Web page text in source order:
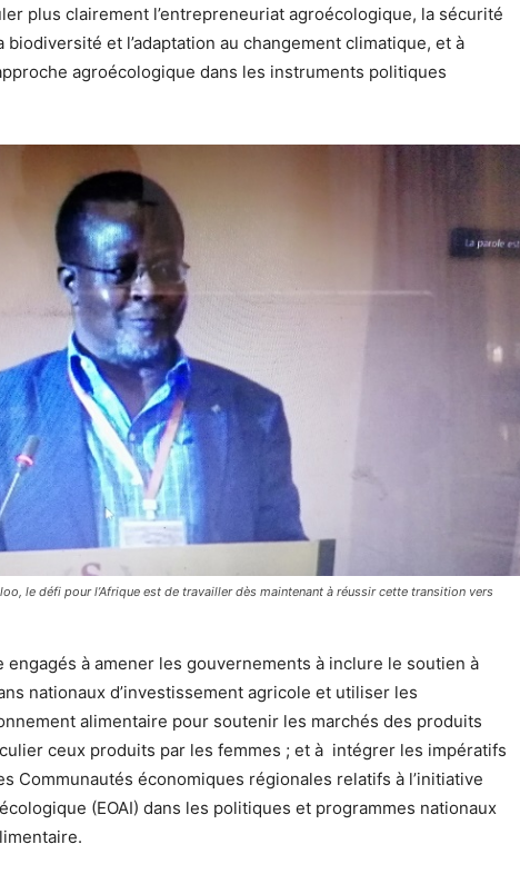
plus clairement l’entrepreneuriat agroécologique, la sécurité
et l’adaptation au changement climatique, et à
agroécologique dans les instruments politiques
le défi pour l’Afrique est de travailler dès maintenant à réussir cette transition vers
à amener les gouvernements à inclure le soutien à
nationaux d’investissement agricole et utiliser les
alimentaire pour soutenir les marchés des produits
ceux produits par les femmes ; et à intégrer les impératifs
Communautés économiques régionales relatifs à l’initiative
(EOAI) dans les politiques et programmes nationaux